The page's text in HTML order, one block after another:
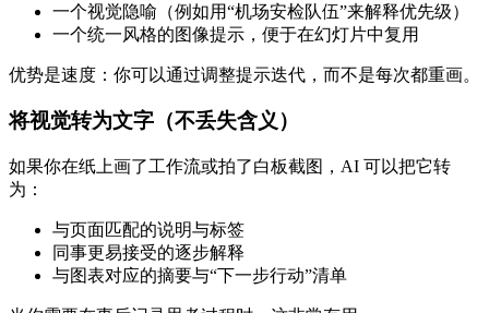
一个视觉隐喻（例如用“机场安检队伍”来解释优先级）
一个统一风格的图像提示，便于在幻灯片中复用
优势是速度：你可以通过调整提示迭代，而不是每次都重画。
将视觉转为文字（不丢失含义）
如果你在纸上画了工作流或拍了白板截图，AI 可以把它转
为：
与页面匹配的说明与标签
同事更易接受的逐步解释
与图表对应的摘要与“下一步行动”清单